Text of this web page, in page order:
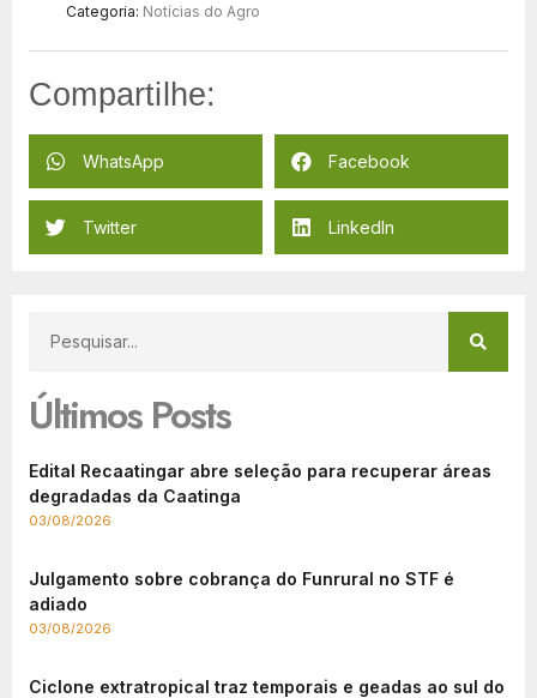
Categoria: Notícias do Agro
Compartilhe:
WhatsApp Facebook
Twitter LinkedIn
Últimos Posts
Edital Recaatingar abre seleção para recuperar áreas
degradadas da Caatinga
03/08/2026
Julgamento sobre cobrança do Funrural no STF é
adiado
03/08/2026
Ciclone extratropical traz temporais e geadas ao sul do